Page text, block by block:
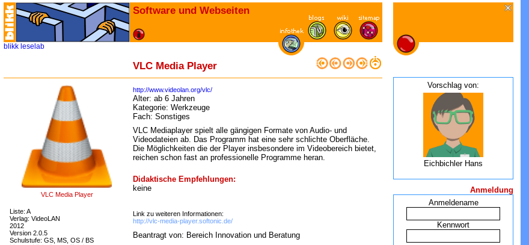
Software und Webseiten
blikk leselab
VLC Media Player
VLC Media Player
Liste: A
Verlag: VideoLAN
2012
Version 2.0.5
Schulstufe: GS, MS, OS / BS
http://www.videolan.org/vlc/
Alter: ab 6 Jahren
Kategorie: Werkzeuge
Fach: Sonstiges
VLC Mediaplayer spielt alle gängigen Formate von Audio- und
Videodateien ab. Das Programm hat eine sehr schlichte Oberfläche.
Die Möglichkeiten die der Player insbesondere im Videobereich bietet,
reichen schon fast an professionelle Programme heran.
Didaktische Empfehlungen:
keine
Link zu weiteren Informationen:
http://vlc-media-player.softonic.de/
Beantragt von: Bereich Innovation und Beratung
Vorschlag von:
Eichbichler Hans
Anmeldung
Anmeldename
Kennwort